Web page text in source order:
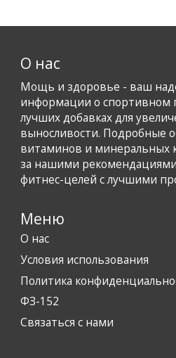
О нас
Мощь и здоровье - ваш
информации о спортивном
лучших добавках для
выносливости. Подробные
витаминов и минеральных
за нашими рекомендациями
фитнес-целей с лучшими
Меню
О нас
Условия использования
Политика
ФЗ-152
Связаться с нами